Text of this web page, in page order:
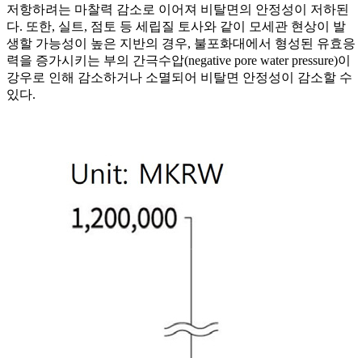
저항하려는 마찰력 감소로 이어져 비탈면의 안정성이 저하된
다. 또한, 실트, 점토 등 세립질 토사와 같이 모세관 현상이 발
생할 가능성이 높은 지반의 경우, 불포화대에서 형성된 유효응
력을 증가시키는 부의 간극수압(negative pore water pressure)이
강우로 인해 감소하거나 소멸되어 비탈면 안정성이 감소할 수
있다.